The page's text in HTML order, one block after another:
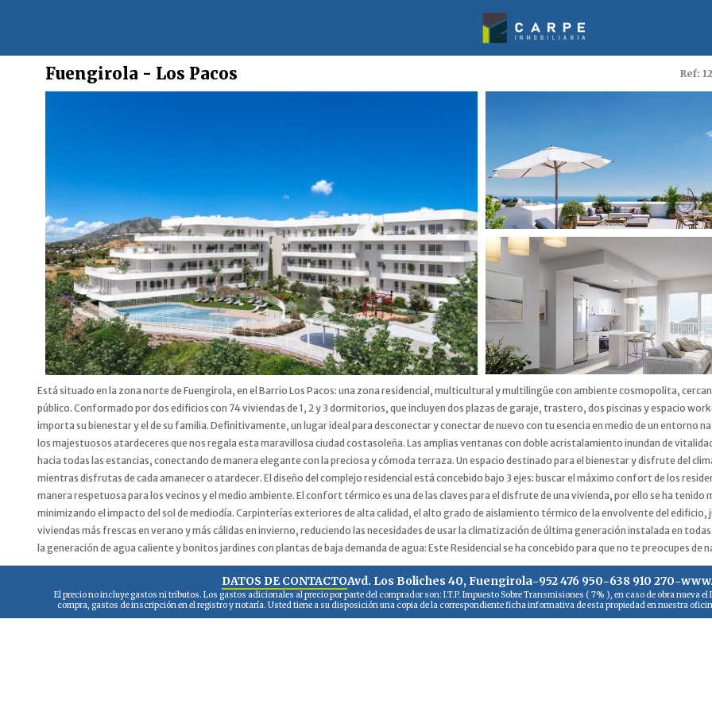
Fuengirola - Los Pacos Ref:
Está situado en la zona norte de Fuengirola, en el Barrio Los Pacos: una zona residencial, multicultural y multilingüe con ambiente cosmopolita,
público. Conformado por dos edificios con 74 viviendas de 1, 2 y 3 dormitorios, que incluyen dos plazas de garaje, trastero, dos piscinas y espacio
importa su bienestar y el de su familia. Definitivamente, un lugar ideal para desconectar y conectar de nuevo con tu esencia en medio de un entorno
los majestuosos atardeceres que nos regala esta maravillosa ciudad costasoleña. Las amplias ventanas con doble acristalamiento inundan de
hacia todas las estancias, conectando de manera elegante con la preciosa y cómoda terraza. Un espacio destinado para el bienestar y disfrute del
mientras disfrutas de cada amanecer o atardecer. El diseño del complejo residencial está concebido bajo 3 ejes: buscar el máximo confort de los
manera respetuosa para los vecinos y el medio ambiente. El confort térmico es una de las claves para el disfrute de una vivienda, por ello se ha
minimizando el impacto del sol de mediodía. Carpinterías exteriores de alta calidad, el alto grado de aislamiento térmico de la envolvente del
viviendas más frescas en verano y más cálidas en invierno, reduciendo las necesidades de usar la climatización de última generación instalada en
la generación de agua caliente y bonitos jardines con plantas de baja demanda de agua: Este Residencial se ha concebido para que no te preocupes de
DATOS DE CONTACTOAvd. Los Boliches 40, Fuengirola-952 476 950-638 910 270-
El precio no incluye gastos ni tributos. Los gastos adicionales al precio por parte del comprador son: I.T.P. Impuesto Sobre Transmisiones ( 7% ), en caso de obra nueva el
compra, gastos de inscripción en el registro y notaría. Usted tiene a su disposición una copia de la correspondiente ficha informativa de esta propiedad en nuestra